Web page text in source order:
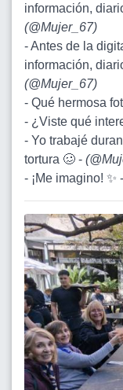
información,
(@Mujer_67)
- Antes de la
información,
(@Mujer_67)
- Qué hermosa
- ¿Viste qué
- Yo trabajé
tortura 🥴 - (
- ¡Me imagino! ✨ -